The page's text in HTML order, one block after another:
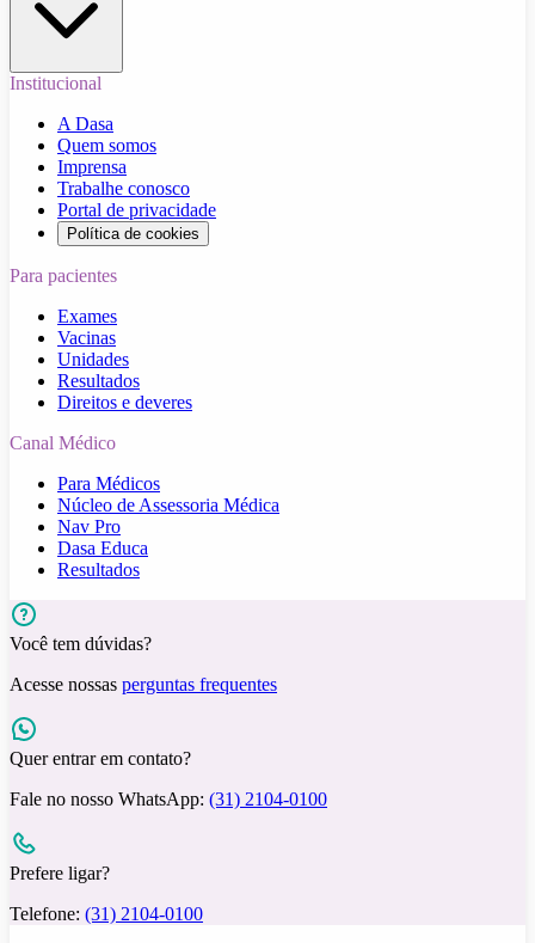
Institucional
A Dasa
Quem somos
Imprensa
Trabalhe conosco
Portal de privacidade
Política de cookies
Para pacientes
Exames
Vacinas
Unidades
Resultados
Direitos e deveres
Canal Médico
Para Médicos
Núcleo de Assessoria Médica
Nav Pro
Dasa Educa
Resultados
Você tem dúvidas?
Acesse nossas perguntas frequentes
Quer entrar em contato?
Fale no nosso WhatsApp: (31) 2104-0100
Prefere ligar?
Telefone: (31) 2104-0100